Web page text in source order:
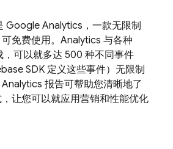
Google Analytics ，一款无限制
免费使用。 Analytics 与各种
，可以就多达 500 种不同事件
SDK 定义这些事件）无限制
Analytics 报告可帮助您清晰地了
让您可以就应用营销和性能优化